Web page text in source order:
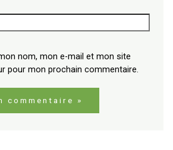
nom, mon e-mail et mon site
pour mon prochain commentaire.